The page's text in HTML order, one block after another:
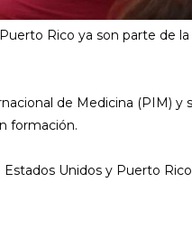
Rico ya son parte de
de Medicina (PIM) y
formación.
Unidos y Puerto